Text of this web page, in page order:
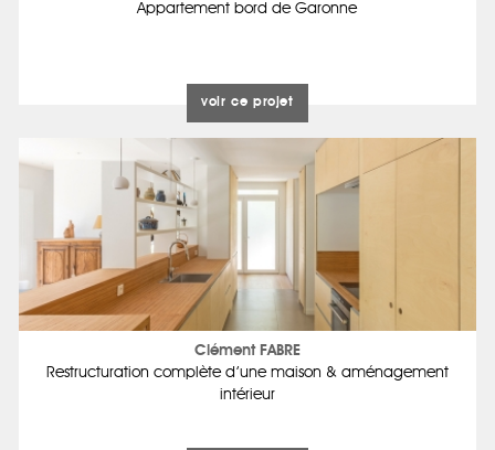
Appartement bord de Garonne
voir ce projet
Clément FABRE
Restructuration complète d’une maison & aménagement
intérieur